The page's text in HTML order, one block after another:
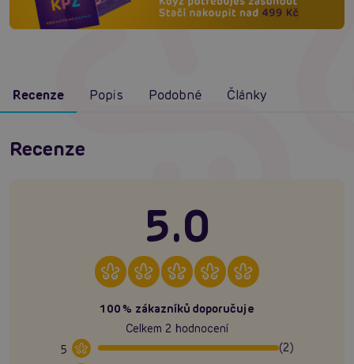
Recenze Popis Podobné Články
Recenze
5.0
100% zákazníků doporučuje
Celkem 2 hodnocení
5
(2)